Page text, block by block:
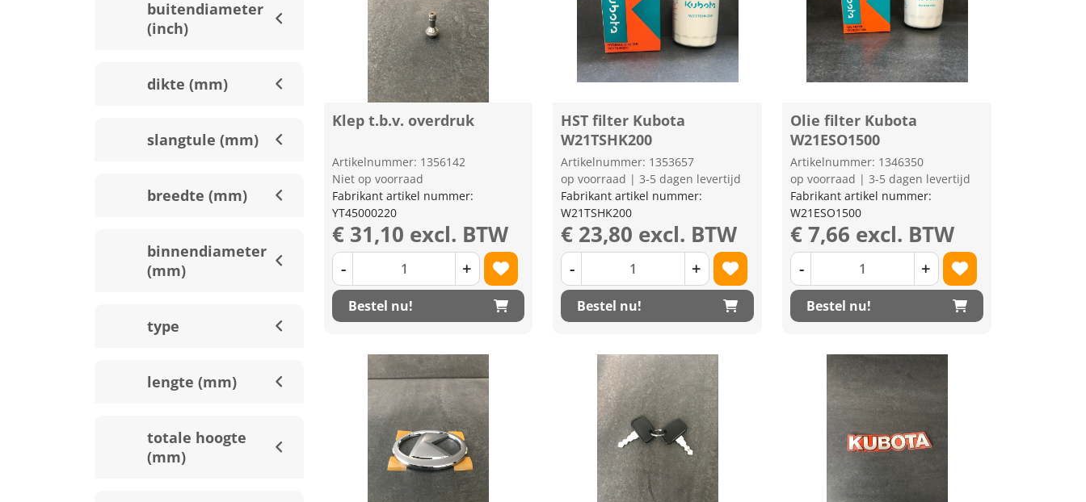
buitendiameter
(inch)
dikte (mm)
slangtule (mm)
breedte (mm)
binnendiameter
(mm)
type
lengte (mm)
totale hoogte
(mm)
Klep t.b.v. overdruk
Artikelnummer: 1356142
Niet op voorraad
Fabrikant artikel nummer:
YT45000220
€ 31,10 excl. BTW
- +
Bestel nu!
HST filter Kubota
W21TSHK200
Artikelnummer: 1353657
op voorraad | 3-5 dagen levertijd
Fabrikant artikel nummer:
W21TSHK200
€ 23,80 excl. BTW
- +
Bestel nu!
Olie filter Kubota
W21ESO1500
Artikelnummer: 1346350
op voorraad | 3-5 dagen levertijd
Fabrikant artikel nummer:
W21ESO1500
€ 7,66 excl. BTW
- +
Bestel nu!